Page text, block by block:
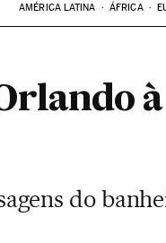
AMÉRICA LATINA ÁFRICA
do